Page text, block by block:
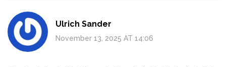
Ulrich Sander
November 13, 2025 AT 14:06